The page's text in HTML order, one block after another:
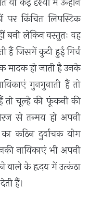
किंचित लिपस्टिक
बनी लेकिन वस्तुतः वह
जिसमें कुटी हुई मिर्च
मादक हो जाती है उनके
गुनगुनाती हैं तो
तो चूल्हे की फूंकनी की
से तन्मय हो अपनी
का कठिन दुर्वाचक योग
नायिकाएं भी अपनी
वाले के हृदय में उत्कंठा
हैं।